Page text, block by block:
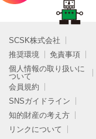
SCSK株式会社
推奨環境
免責事項
個人情報の取り扱いに
ついて
会員規約
SNSガイドライン
知的財産の考え方
リンクについて